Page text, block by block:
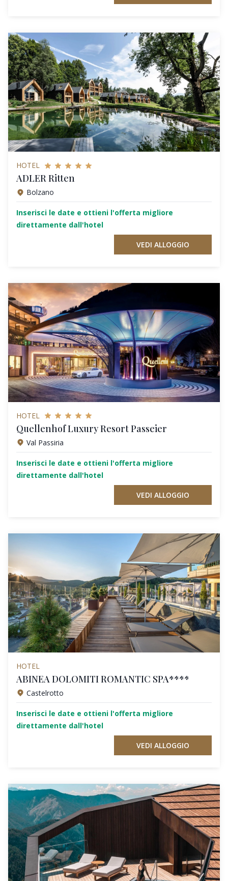
HOTEL
ADLER Ritten
Bolzano
Inserisci le date e ottieni l'offerta migliore
direttamente dall'hotel
VEDI ALLOGGIO
HOTEL
Quellenhof Luxury Resort Passeier
Val Passiria
Inserisci le date e ottieni l'offerta migliore
direttamente dall'hotel
VEDI ALLOGGIO
HOTEL
ABINEA DOLOMITI ROMANTIC SPA****
Castelrotto
Inserisci le date e ottieni l'offerta migliore
direttamente dall'hotel
VEDI ALLOGGIO